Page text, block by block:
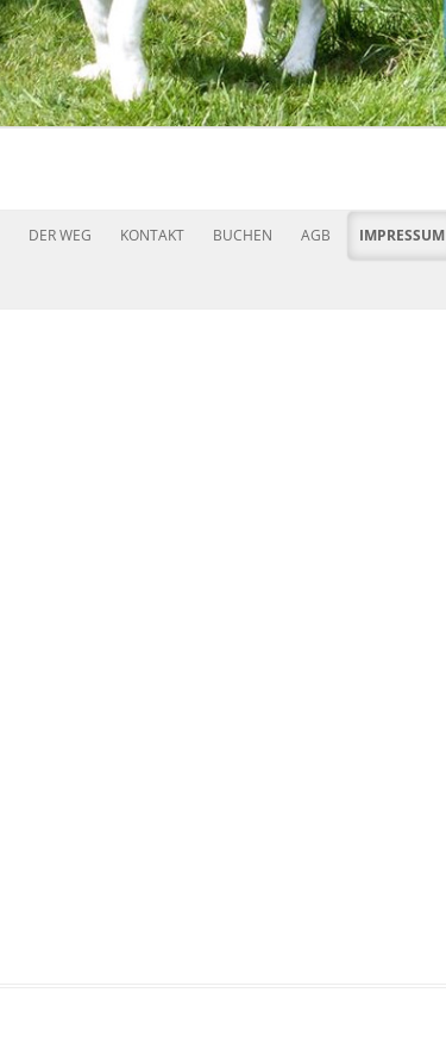
Inhalt
DER WEG KONTAKT BUCHEN AGB IMPRESSUM